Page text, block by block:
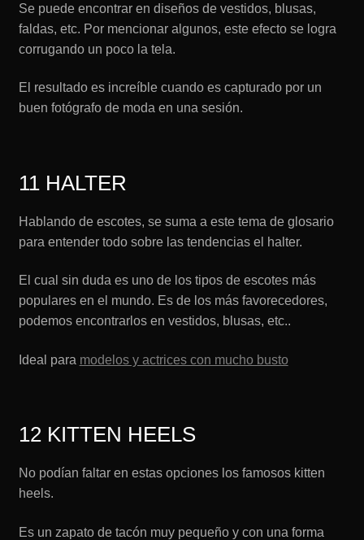
Se puede encontrar en diseños de vestidos, blusas,
faldas, etc. Por mencionar algunos, este efecto se logra
corrugando un poco la tela.
El resultado es increíble cuando es capturado por un
buen fotógrafo de moda en una sesión.
11 HALTER
Hablando de escotes, se suma a este tema de glosario
para entender todo sobre las tendencias el halter.
El cual sin duda es uno de los tipos de escotes más
populares en el mundo. Es de los más favorecedores,
podemos encontrarlos en vestidos, blusas, etc..
Ideal para modelos y actrices con mucho busto
12 KITTEN HEELS
No podían faltar en estas opciones los famosos kitten
heels.
Es un zapato de tacón muy pequeño y con una forma